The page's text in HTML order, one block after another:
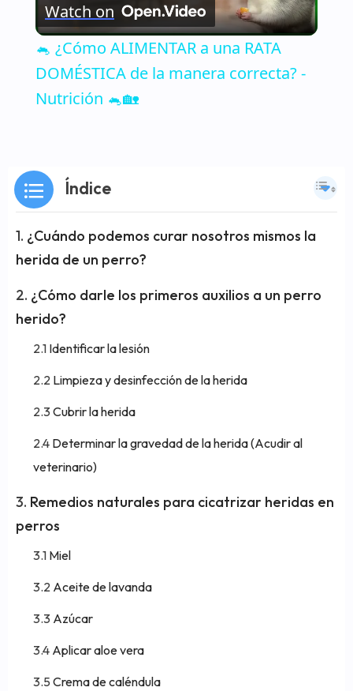
Video
Watch on
🐁 ¿Cómo ALIMENTAR a una RATA
DOMÉSTICA de la manera correcta? -
Nutrición 🐁🏡
Índice
¿Cuándo podemos curar nosotros mismos la
herida de un perro?
¿Cómo darle los primeros auxilios a un perro
herido?
Identificar la lesión
Limpieza y desinfección de la herida
Cubrir la herida
Determinar la gravedad de la herida (Acudir al
veterinario)
Remedios naturales para cicatrizar heridas en
perros
Miel
Aceite de lavanda
Azúcar
Aplicar aloe vera
Crema de caléndula